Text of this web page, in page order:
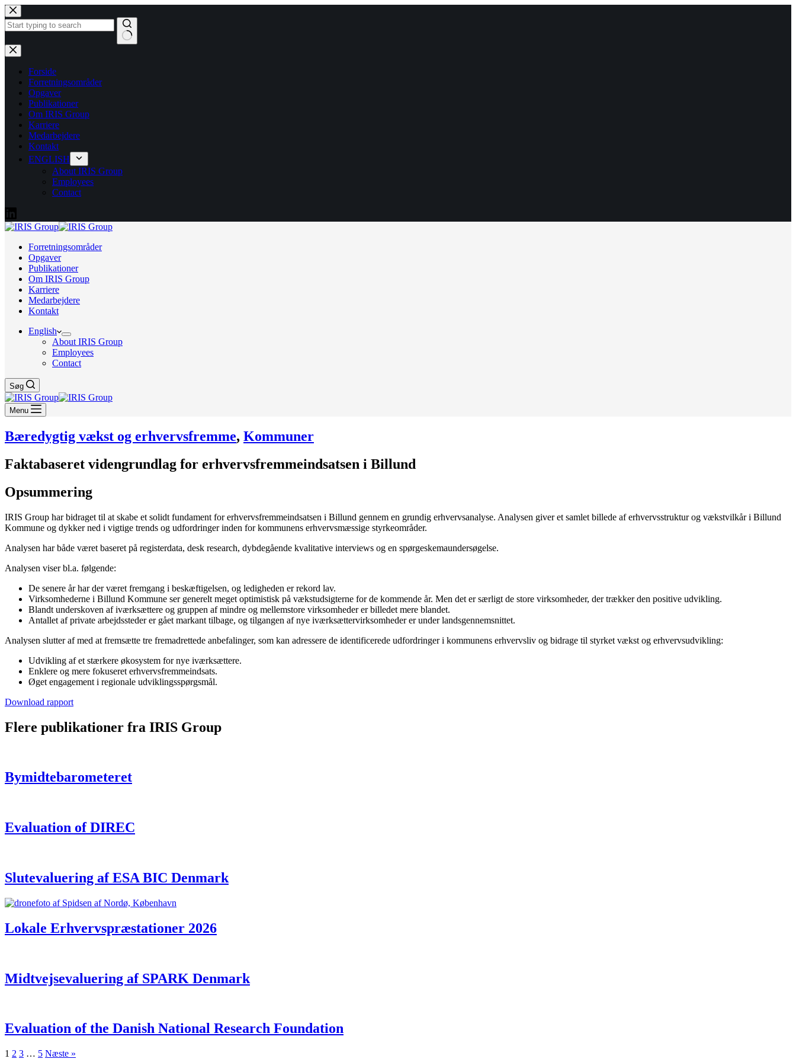
Fortsæt
til
indhold
Ingen
resultater
Forside
Forretningsområder
Opgaver
Publikationer
Om IRIS Group
Karriere
Medarbejdere
Kontakt
ENGLISH
About IRIS Group
Employees
Contact
Forretningsområder
Opgaver
Publikationer
Om IRIS Group
Karriere
Medarbejdere
Kontakt
English
About IRIS Group
Employees
Contact
Søg
Menu
Bæredygtig vækst og erhvervsfremme, Kommuner
Faktabaseret videngrundlag for erhvervsfremmeindsatsen i Billund
Opsummering
IRIS Group har bidraget til at skabe et solidt fundament for erhvervsfremmeindsatsen i Billund gennem en grundig erhvervsanalyse. Analysen giver et samlet billede af erhvervsstruktur og vækstvilkår i Billund
Kommune og dykker ned i vigtige trends og udfordringer inden for kommunens erhvervsmæssige styrkeområder.
Analysen har både været baseret på registerdata, desk research, dybdegående kvalitative interviews og en spørgeskemaundersøgelse.
Analysen viser bl.a. følgende:
De senere år har der været fremgang i beskæftigelsen, og ledigheden er rekord lav.
Virksomhederne i Billund Kommune ser generelt meget optimistisk på vækstudsigterne for de kommende år. Men det er særligt de store virksomheder, der trækker den positive udvikling.
Blandt underskoven af iværksættere og gruppen af mindre og mellemstore virksomheder er billedet mere blandet.
Antallet af private arbejdssteder er gået markant tilbage, og tilgangen af nye iværksættervirksomheder er under landsgennemsnittet.
Analysen slutter af med at fremsætte tre fremadrettede anbefalinger, som kan adressere de identificerede udfordringer i kommunens erhvervsliv og bidrage til styrket vækst og erhvervsudvikling:
Udvikling af et stærkere økosystem for nye iværksættere.
Enklere og mere fokuseret erhvervsfremmeindsats.
Øget engagement i regionale udviklingsspørgsmål.
Download rapport
Flere publikationer fra IRIS Group
Bymidtebarometeret
Evaluation of DIREC
Slutevaluering af ESA BIC Denmark
Lokale Erhvervspræstationer 2026
Midtvejsevaluering af SPARK Denmark
Evaluation of the Danish National Research Foundation
1 2 3 … 5 Næste »